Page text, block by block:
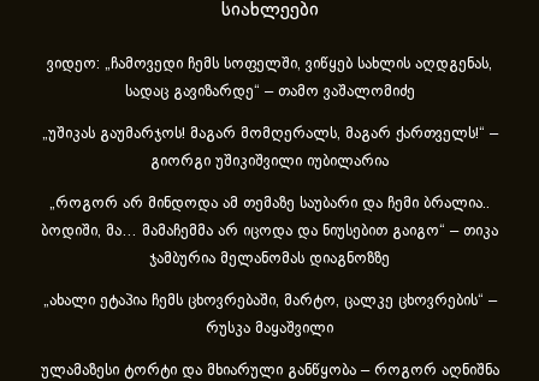
სიახლეები
ვიდეო: „ჩამოვედი ჩემს სოფელში, ვიწყებ სახლის აღდგენას,
სადაც გავიზარდე“ – თამო ვაშალომიძე
„უშიკას გაუმარჯოს! მაგარ მომღერალს, მაგარ ქართველს!“ –
გიორგი უშიკიშვილი იუბილარია
„როგორ არ მინდოდა ამ თემაზე საუბარი და ჩემი ბრალია..
ბოდიში, მა… მამაჩემმა არ იცოდა და ნიუსებით გაიგო“ – თიკა
ჯამბურია მელანომას დიაგნოზზე
„ახა­ლი ეტა­პია ჩემს ცხოვ­რე­ბა­ში, მარ­ტო, ცალ­კე ცხოვ­რე­ბის“ –
რუსკა მაყაშვილი
ულამაზესი ტორტი და მხიარული განწყობა – როგორ აღნიშნა